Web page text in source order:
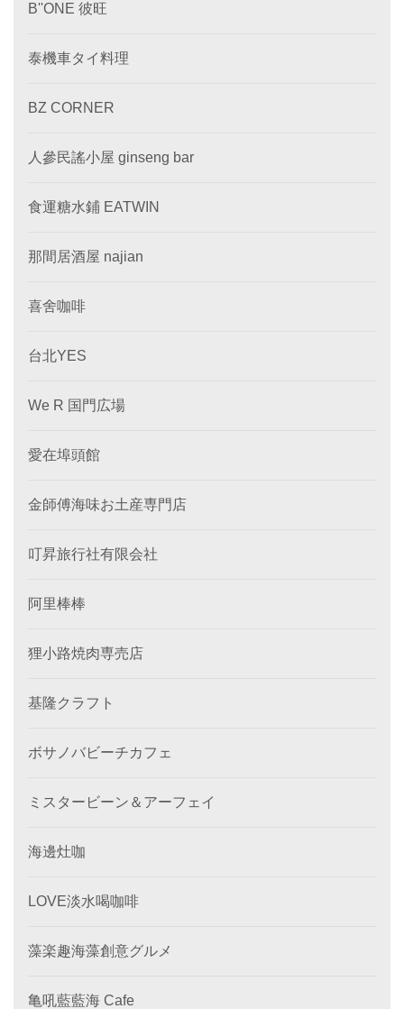
B''ONE 彼旺
泰機車タイ料理
BZ CORNER
人參民謠小屋 ginseng bar
食運糖水鋪 EATWIN
那間居酒屋 najian
喜舍咖啡
台北YES
We R 国門広場
愛在埠頭館
金師傅海味お土産専門店
叮昇旅行社有限会社
阿里棒棒
狸小路焼肉専売店
基隆クラフト
ボサノバビーチカフェ
ミスタービーン＆アーフェイ
海邊灶咖
LOVE淡水喝咖啡
藻楽趣海藻創意グルメ
亀吼藍藍海 Cafe